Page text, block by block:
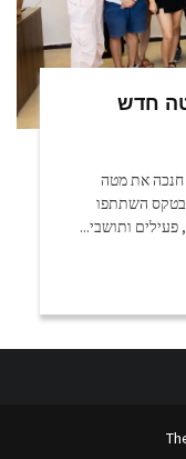
חדש
חנכה את מטה
הרב אוחנה 4 בחיפה. בטקס השתתפו